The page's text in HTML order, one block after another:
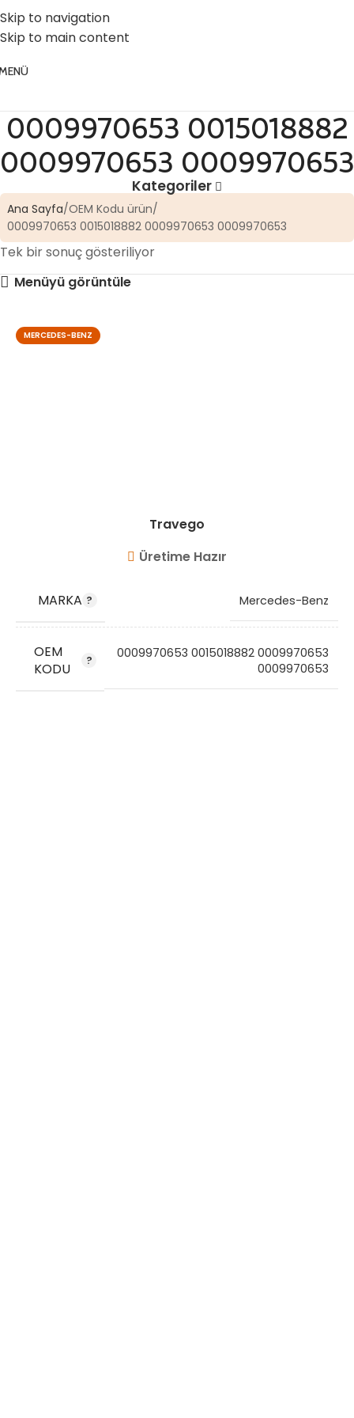
Skip to navigation
Skip to main content
☎️ 0 (224) 504 74 45
0009970653 0015018882
0009970653 0009970653
Kategoriler
Ana Sayfa OEM Kodu ürün
0009970653 0015018882 0009970653 0009970653
Tek bir sonuç gösteriliyor
Menüyü görüntüle
MERCEDES-BENZ
Travego
Üretime Hazır
MARKA Mercedes-Benz
OEM
KODU
0009970653 0015018882 0009970653
0009970653